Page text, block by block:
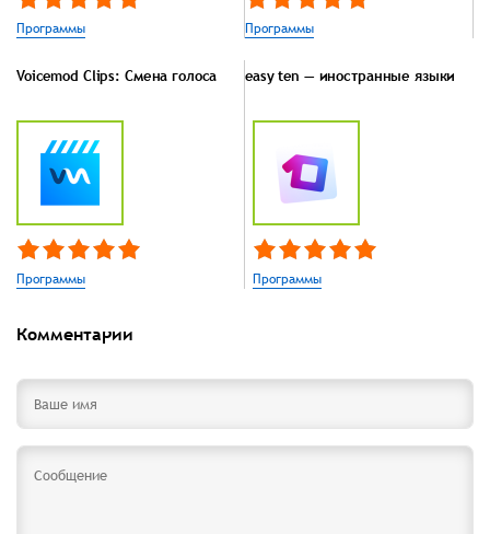
Программы Программы
Voicemod Clips: Смена голоса
Программы
easy ten — иностранные языки
Программы
Комментарии